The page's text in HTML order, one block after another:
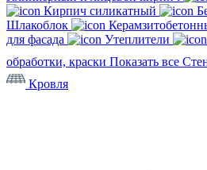
Кирпич силикатный
Шлакоблок
для фасада
Утеплители
обработки, краски Показать все
Кровля